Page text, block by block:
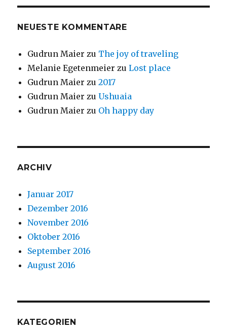
NEUESTE KOMMENTARE
Gudrun Maier zu The joy of traveling
Melanie Egetenmeier zuLost place
Gudrun Maier zu2017
Gudrun Maier zuUshuaia
Gudrun Maier zu Oh happy day
ARCHIV
Januar 2017
Dezember 2016
November 2016
Oktober 2016
September 2016
August 2016
KATEGORIEN